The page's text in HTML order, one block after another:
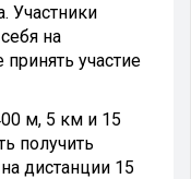
Участники
на
участие
м, 5 км и 15
получить
дистанции 15